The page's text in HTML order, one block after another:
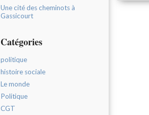
Une cité des cheminots à
Gassicourt
Catégories
politique
histoire sociale
Le monde
Politique
CGT